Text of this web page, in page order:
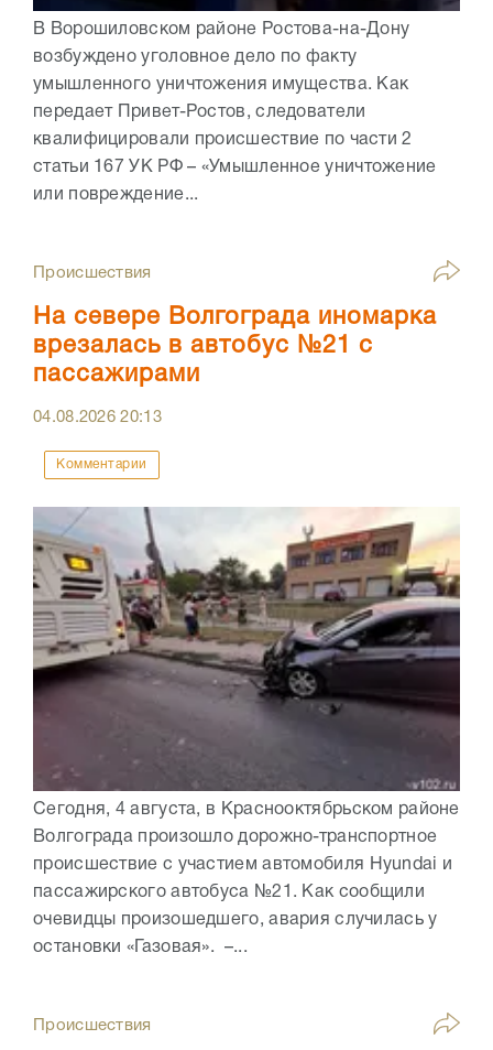
В Ворошиловском районе Ростова-на-Дону
возбуждено уголовное дело по факту
умышленного уничтожения имущества. Как
передает Привет-Ростов, следователи
квалифицировали происшествие по части 2
статьи 167 УК РФ – «Умышленное уничтожение
или повреждение...
Происшествия
На севере Волгограда иномарка
врезалась в автобус №21 с
пассажирами
04.08.202620:13
Комментарии
Сегодня, 4 августа, в Краснооктябрьском районе
Волгограда произошло дорожно-транспортное
происшествие с участием автомобиля Hyundai и
пассажирского автобуса №21. Как сообщили
очевидцы произошедшего, авария случилась у
остановки «Газовая». –...
Происшествия